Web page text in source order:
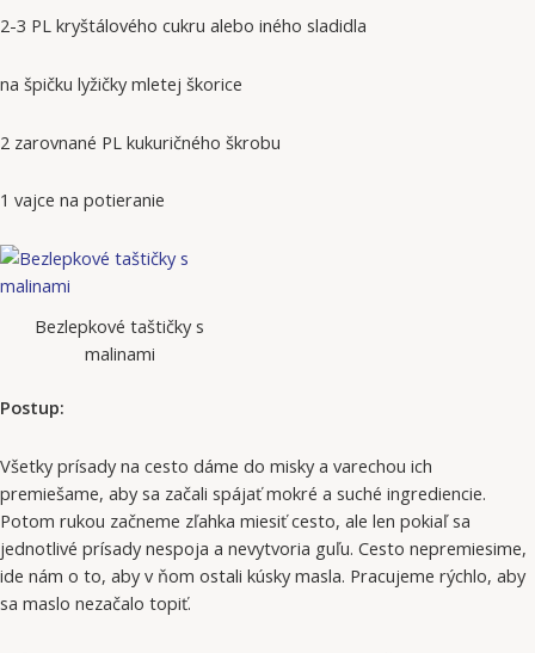
2-3 PL kryštálového cukru alebo iného sladidla
na špičku lyžičky mletej škorice
2 zarovnané PL kukuričného škrobu
1 vajce na potieranie
Bezlepkové taštičky s
malinami
Postup:
Všetky prísady na cesto dáme do misky a varechou ich
premiešame, aby sa začali spájať mokré a suché ingrediencie.
Potom rukou začneme zľahka miesiť cesto, ale len pokiaľ sa
jednotlivé prísady nespoja a nevytvoria guľu. Cesto nepremiesime,
ide nám o to, aby v ňom ostali kúsky masla. Pracujeme rýchlo, aby
sa maslo nezačalo topiť.